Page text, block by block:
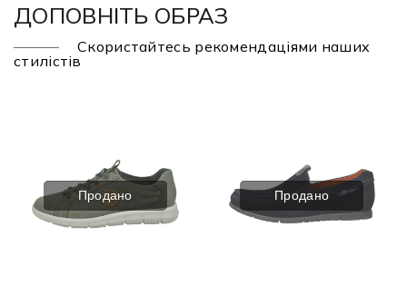
ДОПОВНІТЬ ОБРАЗ
Скористайтесь рекомендаціями наших
стилістів
Продано Продано